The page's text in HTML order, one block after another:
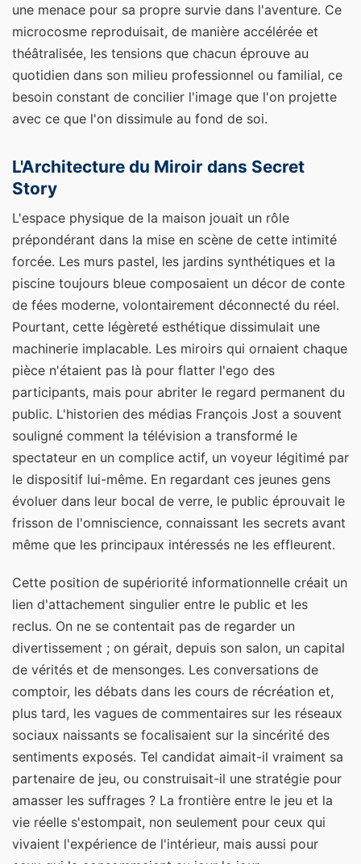
une menace pour sa propre survie dans l'aventure. Ce
microcosme reproduisait, de manière accélérée et
théâtralisée, les tensions que chacun éprouve au
quotidien dans son milieu professionnel ou familial, ce
besoin constant de concilier l'image que l'on projette
avec ce que l'on dissimule au fond de soi.
L'Architecture du Miroir dans Secret
Story
L'espace physique de la maison jouait un rôle
prépondérant dans la mise en scène de cette intimité
forcée. Les murs pastel, les jardins synthétiques et la
piscine toujours bleue composaient un décor de conte
de fées moderne, volontairement déconnecté du réel.
Pourtant, cette légèreté esthétique dissimulait une
machinerie implacable. Les miroirs qui ornaient chaque
pièce n'étaient pas là pour flatter l'ego des
participants, mais pour abriter le regard permanent du
public. L'historien des médias François Jost a souvent
souligné comment la télévision a transformé le
spectateur en un complice actif, un voyeur légitimé par
le dispositif lui-même. En regardant ces jeunes gens
évoluer dans leur bocal de verre, le public éprouvait le
frisson de l'omniscience, connaissant les secrets avant
même que les principaux intéressés ne les effleurent.
Cette position de supériorité informationnelle créait un
lien d'attachement singulier entre le public et les
reclus. On ne se contentait pas de regarder un
divertissement ; on gérait, depuis son salon, un capital
de vérités et de mensonges. Les conversations de
comptoir, les débats dans les cours de récréation et,
plus tard, les vagues de commentaires sur les réseaux
sociaux naissants se focalisaient sur la sincérité des
sentiments exposés. Tel candidat aimait-il vraiment sa
partenaire de jeu, ou construisait-il une stratégie pour
amasser les suffrages ? La frontière entre le jeu et la
vie réelle s'estompait, non seulement pour ceux qui
vivaient l'expérience de l'intérieur, mais aussi pour